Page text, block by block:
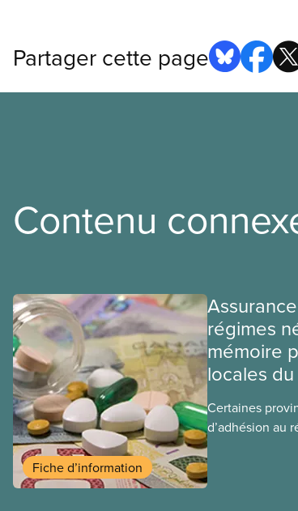
Partager cette page
Contenu
Fiche d’information
régimes
mémoire
locales du
Certaines
d’adhésion au